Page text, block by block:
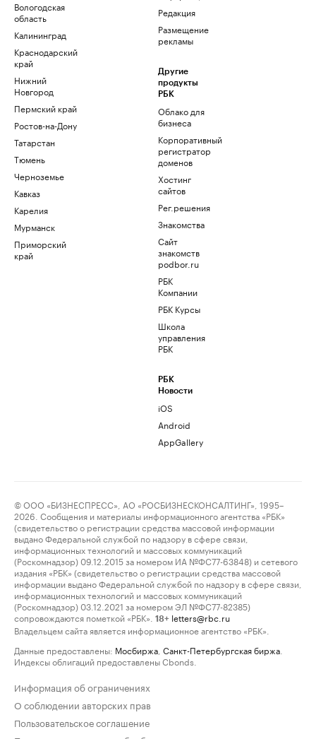
Вологодская
область
Калининград
Краснодарский
край
Нижний
Новгород
Пермский край
Ростов-на-Дону
Татарстан
Тюмень
Черноземье
Кавказ
Карелия
Мурманск
Приморский
край
Редакция
Размещение
рекламы
Другие
продукты
РБК
Облако для
бизнеса
Корпоративный
регистратор
доменов
Хостинг
сайтов
Рег.решения
Знакомства
Сайт
знакомств
podbor.ru
РБК
Компании
РБК Курсы
Школа
управления
РБК
РБК
Новости
iOS
Android
AppGallery
© ООО «БИЗНЕСПРЕСС», АО «РОСБИЗНЕСКОНСАЛТИНГ», 1995–
2026. Сообщения и материалы информационного агентства «РБК»
(свидетельство о регистрации средства массовой информации
выдано Федеральной службой по надзору в сфере связи,
информационных технологий и массовых коммуникаций
(Роскомнадзор) 09.12.2015 за номером ИА №ФС77-63848) и сетевого
издания «РБК» (свидетельство о регистрации средства массовой
информации выдано Федеральной службой по надзору в сфере связи,
информационных технологий и массовых коммуникаций
(Роскомнадзор) 03.12.2021 за номером ЭЛ №ФС77-82385)
сопровождаются пометкой «РБК».
18+ letters@rbc.ru
Владельцем сайта является информационное агентство «РБК».
Данные предоставлены: Мосбиржа Санкт-Петербургская биржа
Индексы облигаций предоставлены Cbonds.
Информация об ограничениях
О соблюдении авторских прав
Пользовательское соглашение